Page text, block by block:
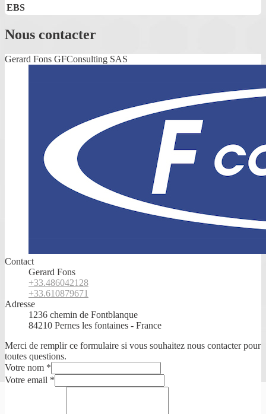
EBS
Nous contacter
Gerard Fons GFConsulting SAS
Contact
Gerard Fons
+33.486042128
+33.610879671
Adresse
1236 chemin de Fontblanque
84210 Pernes les fontaines - France
Merci de remplir ce formulaire si vous souhaitez nous contacter pour
toutes questions.
Votre nom *
Votre email *